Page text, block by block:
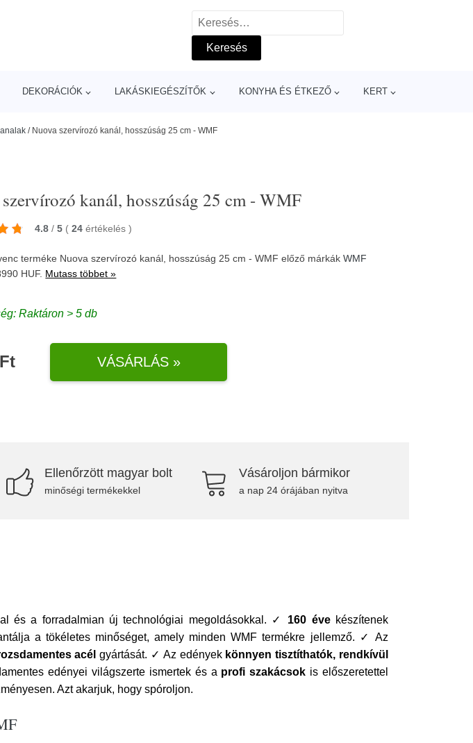
Keresés:
DEKORÁCIÓK LAKÁSKIEGÉSZÍTŐK KONYHA ÉS ÉTKEZŐ KERT
/ Nuova szervírozó kanál, hosszúság 25 cm - WMF
kanál, hosszúság 25 cm - WMF
4.8 / 5 ( 24 értékelés)
terméke Nuova szervírozó kanál, hosszúság 25 cm - WMF előző márkákWMF
HUF. Mutass többet »
Raktáron > 5 db
VÁSÁRLÁS »
Ellenőrzött magyar bolt
minőségi termékekkel
Vásároljon bármikor
a nap 24 órájában nyitva
és a forradalmian új technológiai megoldásokkal. ✓ 160 évekészítenek
a tökéletes minőséget, amely minden WMF termékre jellemző. ✓ Az
acél gyártását. ✓ Az edények könnyen tisztíthatók, rendkívül
edényei világszerte ismertek és a profi szakácsok is előszeretettel
Azt akarjuk, hogy spóroljon.